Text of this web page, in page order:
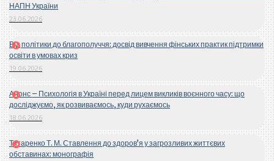
НАПН України
23.06.2026
Від політики до благополуччя: досвід вивчення фінських практик підтримки
освіти в умовах криз
19.06.2026
Анонс – Психологія в Україні перед лицем викликів воєнного часу: що
досліджуємо, як розвиваємось, куди рухаємось
18.06.2026
Титаренко Т. М. Ставлення до здоров’я у загрозливих життєвих
обставинах: монографія